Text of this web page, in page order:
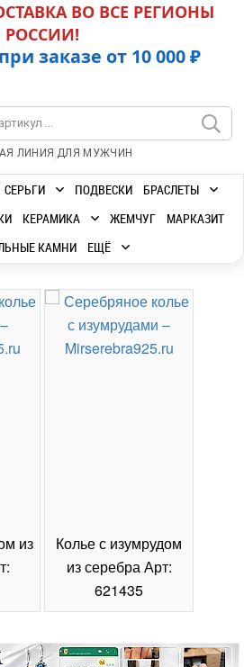
ВО ВСЕ РЕГИОНЫ
РОССИИ!
заказе от 10 000 ₽
ЛИНИЯ |ДЛЯ МУЖЧИН
СЕРЬГИ ПОДВЕСКИ
БРАСЛЕТЫ
КЕРАМИКА ЖЕМЧУГ
МАРКАЗИТ
КАМНИ
ЕЩЁ
из
Колье с изумрудом
из серебра Арт:
621435